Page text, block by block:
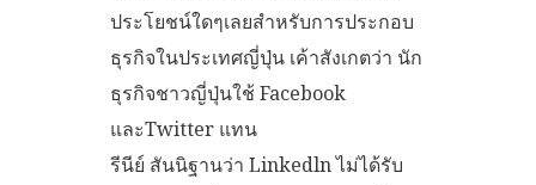
ประโยชน์ใดๆเลยสำหรับการประกอบ
ธุรกิจในประเทศญี่ปุ่น เค้าสังเกตว่า นัก
ธุรกิจชาวญี่ปุ่นใช้ Facebook
และTwitter แทน
รีนีย์ สันนิฐานว่า Linkedln ไม่ได้รับ